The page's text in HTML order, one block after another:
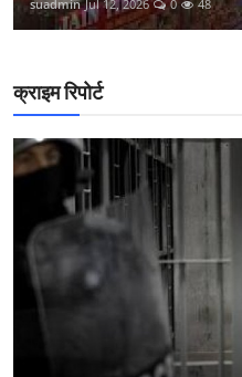
suadmin Jul 12, 2026 0 48
क्राइम रिपोर्ट